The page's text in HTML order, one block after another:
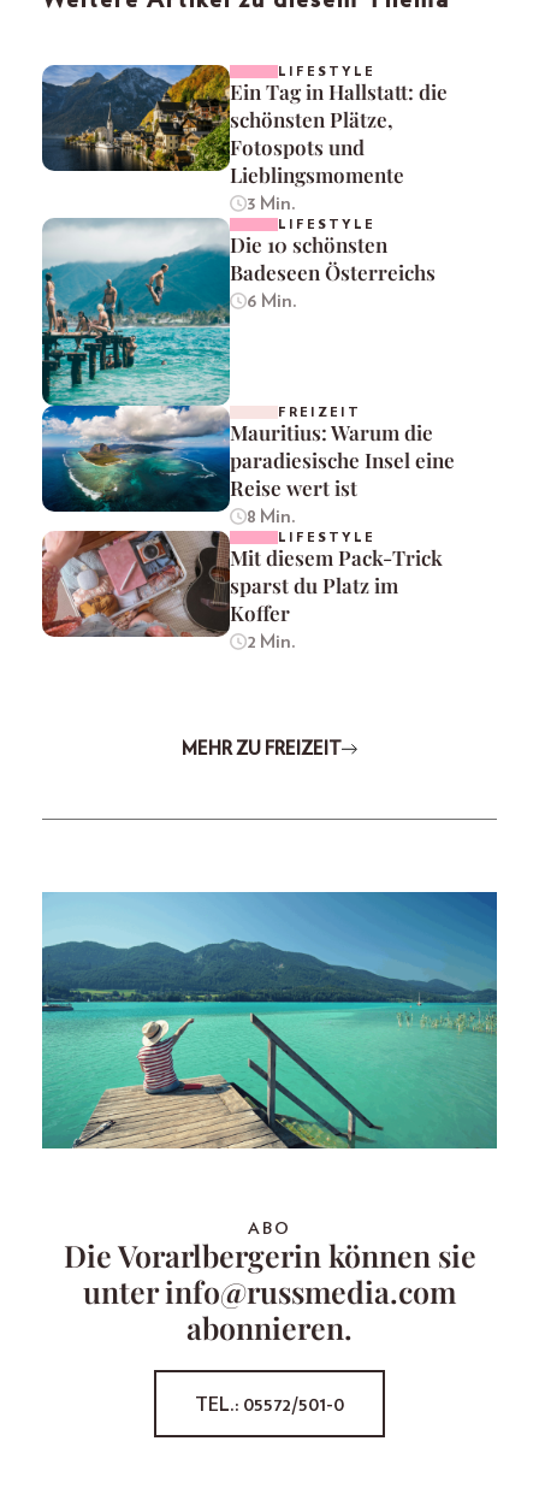
LIFESTYLE
Ein Tag in Hallstatt: die
schönsten Plätze,
Fotospots und
Lieblingsmomente
3 Min.
LIFESTYLE
Die 10 schönsten
Badeseen Österreichs
6 Min.
FREIZEIT
Mauritius: Warum die
paradiesische Insel eine
Reise wert ist
8 Min.
LIFESTYLE
Mit diesem Pack-Trick
sparst du Platz im
Koffer
2 Min.
MEHR ZU FREIZEIT
ABO
Die Vorarlbergerin können sie
unter info@russmedia.com
abonnieren.
TEL.: 05572/501-0